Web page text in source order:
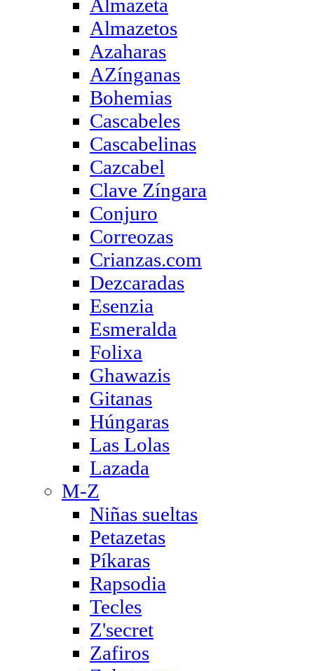
Almazeta
Almazetos
Azaharas
AZínganas
Bohemias
Cascabeles
Cascabelinas
Cazcabel
Clave Zíngara
Conjuro
Correozas
Crianzas.com
Dezcaradas
Esenzia
Esmeralda
Folixa
Ghawazis
Gitanas
Húngaras
Las Lolas
Lazada
M-Z
Niñas sueltas
Petazetas
Píkaras
Rapsodia
Tecles
Z'secret
Zafiros